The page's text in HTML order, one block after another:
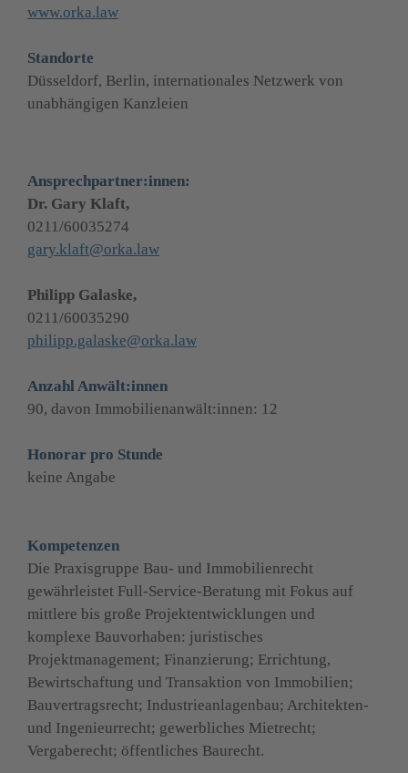
www.orka.law
Standorte
Düsseldorf, Berlin, internationales Netzwerk von
unabhängigen Kanzleien
Ansprechpartner:innen:
0211/60035274
gary.klaft@orka.law
0211/60035290
philipp.galaske@orka.law
Anzahl Anwält:innen
90, davon Immobilienanwält:innen: 12
Honorar pro Stunde
keine Angabe
Kompetenzen
Die Praxisgruppe Bau- und Immobilienrecht
gewährleistet Full-Service-Beratung mit Fokus auf
mittlere bis große Projektentwicklungen und
komplexe Bauvorhaben: juristisches
Projektmanagement; Finanzierung; Errichtung,
Bewirtschaftung und Transaktion von Immobilien;
Bauvertragsrecht; Industrieanlagenbau; Architekten-
und Ingenieurrecht; gewerbliches Mietrecht;
Vergaberecht; öffentliches Baurecht.